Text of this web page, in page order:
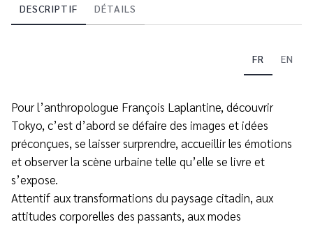
DESCRIPTIF DÉTAILS
FR EN
Pour l’anthropologue François Laplantine, découvrir
Tokyo, c’est d’abord se défaire des images et idées
préconçues, se laisser surprendre, accueillir les émotions
et observer la scène urbaine telle qu’elle se livre et
s’expose.
Attentif aux transformations du paysage citadin, aux
attitudes corporelles des passants, aux modes